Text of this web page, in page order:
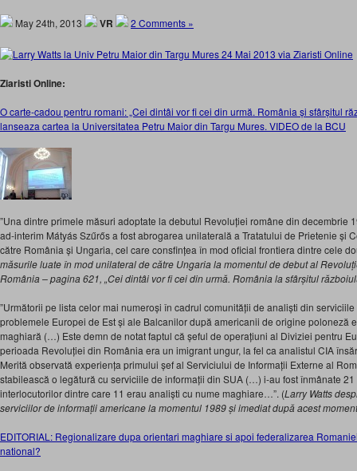
May 24th, 2013 VR 2 Comments »
Ziaristi Online:
O carte-cadou pentru romani: „Cei dintâi vor fi cei din urmă. România și sfârșitul
lanseaza cartea la Universitatea Petru Maior din Targu Mures. VIDEO de la BCU
”Una dintre primele măsuri adoptate la debutul Revoluției române din decembrie
ad-interim Mátyás Szűrős a fost abrogarea unilaterală a Tratatului de Prietenie și
către România și Ungaria, cel care consfințea în mod oficial frontiera dintre cele
măsurile luate în mod unilateral de către Ungaria la momentul de debut al
România – pagina 621, „Cei dintâi vor fi cei din urmă. România la sfârșitul
”Următorii pe lista celor mai numeroși în cadrul comunității de analiști din
problemele Europei de Est și ale Balcanilor după americanii de origine poloneză
maghiară (…) Este demn de notat faptul că șeful de operațiuni al Diviziei pentru
perioada Revoluției din România era un imigrant ungur, la fel ca analistul CIA
Merită observată experiența primului șef al Serviciului de Informații Externe al
stabilească o legătură cu serviciile de informații din SUA (…) i-au fost înmânate
interlocutorilor dintre care 11 erau analiști cu nume maghiare…”. (Larry Watts
serviciilor de informații americane la momentul 1989 și imediat după acest
EDITORIAL: Regionalizare dupa orientari maghiare si apoi federalizarea
national?